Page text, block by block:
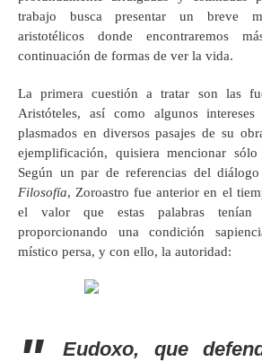
trabajo busca presentar un breve
aristotélicos donde encontraremos
continuación de formas de ver la vida.
La primera cuestión a tratar son las
Aristóteles, así como algunos intereses
plasmados en diversos pasajes de su
ejemplificación, quisiera mencionar sólo
Según un par de referencias del
Filosofía, Zoroastro fue anterior en el
el valor que estas palabras tenían
proporcionando una condición
místico persa, y con ello, la autoridad:
Eudoxo, que